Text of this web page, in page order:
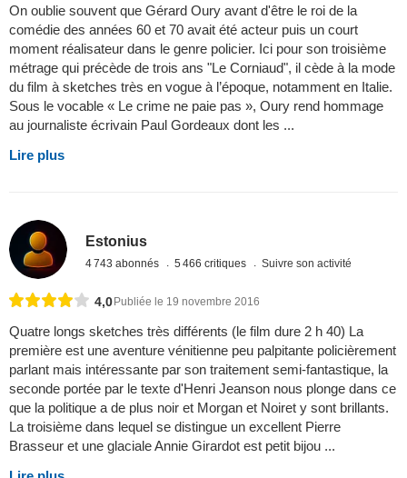
On oublie souvent que Gérard Oury avant d'être le roi de la
comédie des années 60 et 70 avait été acteur puis un court
moment réalisateur dans le genre policier. Ici pour son troisième
métrage qui précède de trois ans "Le Corniaud", il cède à la mode
du film à sketches très en vogue à l’époque, notamment en Italie.
Sous le vocable « Le crime ne paie pas », Oury rend hommage
au journaliste écrivain Paul Gordeaux dont les ...
Lire plus
Estonius
4 743 abonnés 5 466 critiques Suivre son activité
4,0Publiée le 19 novembre 2016
Quatre longs sketches très différents (le film dure 2 h 40) La
première est une aventure vénitienne peu palpitante policièrement
parlant mais intéressante par son traitement semi-fantastique, la
seconde portée par le texte d'Henri Jeanson nous plonge dans ce
que la politique a de plus noir et Morgan et Noiret y sont brillants.
La troisième dans lequel se distingue un excellent Pierre
Brasseur et une glaciale Annie Girardot est petit bijou ...